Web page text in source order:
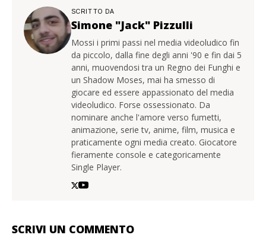
SCRITTO DA
Simone "Jack" Pizzulli
Mossi i primi passi nel media videoludico fin
da piccolo, dalla fine degli anni '90 e fin dai 5
anni, muovendosi tra un Regno dei Funghi e
un Shadow Moses, mai ha smesso di
giocare ed essere appassionato del media
videoludico. Forse ossessionato. Da
nominare anche l'amore verso fumetti,
animazione, serie tv, anime, film, musica e
praticamente ogni media creato. Giocatore
fieramente console e categoricamente
Single Player.
SCRIVI UN COMMENTO